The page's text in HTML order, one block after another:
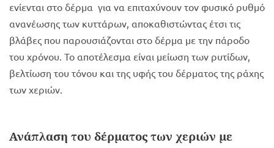
ενίενται στο δέρμα για να επιταχύνουν τον φυσικό ρυθμό
ανανέωσης των κυττάρων, αποκαθιστώντας έτσι τις
βλάβες που παρουσιάζονται στο δέρμα με την πάροδο
του χρόνου. Το αποτέλεσμα είναι μείωση των ρυτίδων,
βελτίωση του τόνου και της υφής του δέρματος της ράχης
των χεριών.
Ανάπλαση του δέρματος των χεριών με